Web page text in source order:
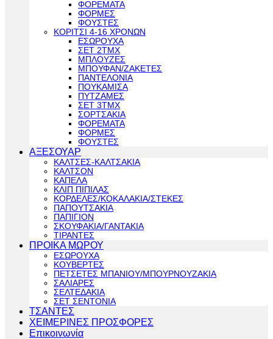
ΦΟΡΕΜΑΤΑ
ΦΟΡΜΕΣ
ΦΟΥΣΤΕΣ
ΚΟΡΙΤΣΙ 4-16 ΧΡΟΝΩΝ
ΕΣΩΡΟΥΧΑ
ΣΕΤ 2ΤΜΧ
ΜΠΛΟΥΖΕΣ
ΜΠΟΥΦΑΝ/ΖΑΚΕΤΕΣ
ΠΑΝΤΕΛΟΝΙΑ
ΠΟΥΚΑΜΙΣΑ
ΠΥΤΖΑΜΕΣ
ΣΕΤ 3ΤΜΧ
ΣΟΡΤΣΑΚΙΑ
ΦΟΡΕΜΑΤΑ
ΦΟΡΜΕΣ
ΦΟΥΣΤΕΣ
ΑΞΕΣΟΥΑΡ
ΚΑΛΤΣΕΣ-ΚΑΛΤΣΑΚΙΑ
ΚΑΛΤΣΟΝ
ΚΑΠΕΛΑ
ΚΛΙΠ ΠΙΠΙΛΑΣ
ΚΟΡΔΕΛΕΣ/ΚΟΚΑΛΑΚΙΑ/ΣΤΕΚΕΣ
ΠΑΠΟΥΤΣΑΚΙΑ
ΠΑΠΙΓΙΟΝ
ΣΚΟΥΦΑΚΙΑ/ΓΑΝΤΑΚΙΑ
ΤΙΡΑΝΤΕΣ
ΠΡΟΙΚΑ ΜΩΡΟΥ
ΕΣΩΡΟΥΧΑ
ΚΟΥΒΕΡΤΕΣ
ΠΕΤΣΕΤΕΣ ΜΠΑΝΙΟΥ/ΜΠΟΥΡΝΟΥΖΑΚΙΑ
ΣΑΛΙΑΡΕΣ
ΣΕΛΤΕΔΑΚΙΑ
ΣΕΤ ΣΕΝΤΟΝΙΑ
ΤΣΑΝΤΕΣ
ΧΕΙΜΕΡΙΝΕΣ ΠΡΟΣΦΟΡΕΣ
Επικοινωνία